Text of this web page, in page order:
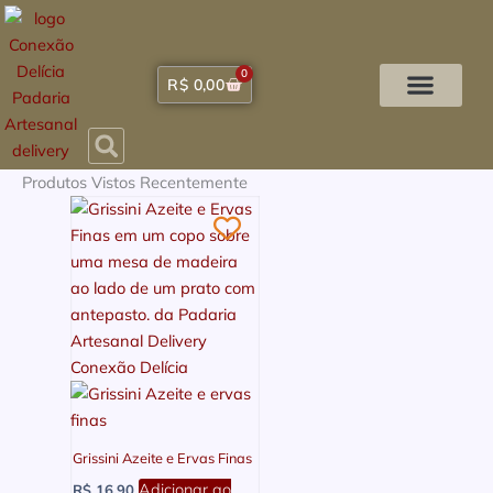
Ir
para
conteúdo
R$ 0,00
0
Carrinho
Produtos Vistos Recentemente
Grissini Azeite e Ervas Finas